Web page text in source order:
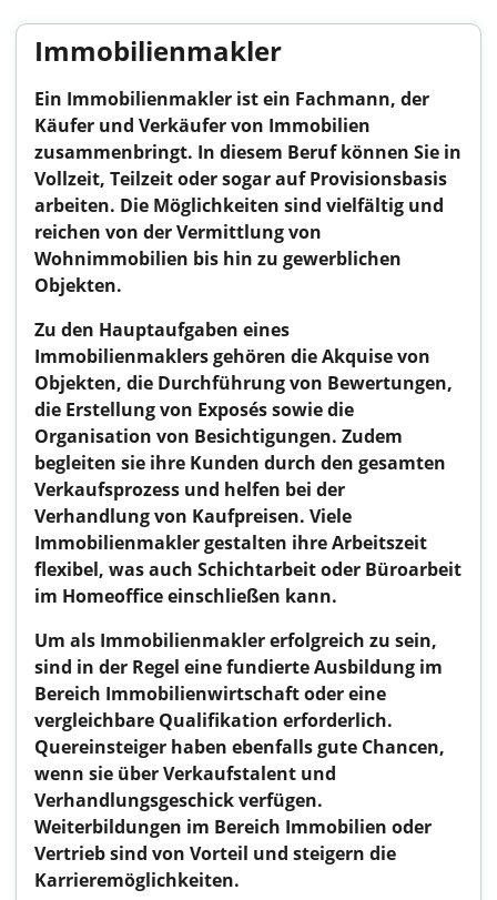
Immobilienmakler
Ein Immobilienmakler ist ein Fachmann, der
Käufer und Verkäufer von Immobilien
zusammenbringt. In diesem Beruf können Sie in
Vollzeit, Teilzeit oder sogar auf Provisionsbasis
arbeiten. Die Möglichkeiten sind vielfältig und
reichen von der Vermittlung von
Wohnimmobilien bis hin zu gewerblichen
Objekten.
Zu den Hauptaufgaben eines
Immobilienmaklers gehören die Akquise von
Objekten, die Durchführung von Bewertungen,
die Erstellung von Exposés sowie die
Organisation von Besichtigungen. Zudem
begleiten sie ihre Kunden durch den gesamten
Verkaufsprozess und helfen bei der
Verhandlung von Kaufpreisen. Viele
Immobilienmakler gestalten ihre Arbeitszeit
flexibel, was auch Schichtarbeit oder Büroarbeit
im Homeoffice einschließen kann.
Um als Immobilienmakler erfolgreich zu sein,
sind in der Regel eine fundierte Ausbildung im
Bereich Immobilienwirtschaft oder eine
vergleichbare Qualifikation erforderlich.
Quereinsteiger haben ebenfalls gute Chancen,
wenn sie über Verkaufstalent und
Verhandlungsgeschick verfügen.
Weiterbildungen im Bereich Immobilien oder
Vertrieb sind von Vorteil und steigern die
Karrieremöglichkeiten.